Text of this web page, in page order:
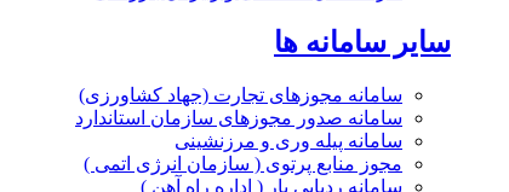
سایر سامانه ها
سامانه مجوزهای تجارت (جهاد کشاورزی)
سامانه صدور مجوزهای سازمان استاندارد
سامانه پیله وری و مرزنشینی
مجوز منابع پرتوی ( سازمان انرژی اتمی )
سامانه ردیابی بار ( اداره راه آهن )